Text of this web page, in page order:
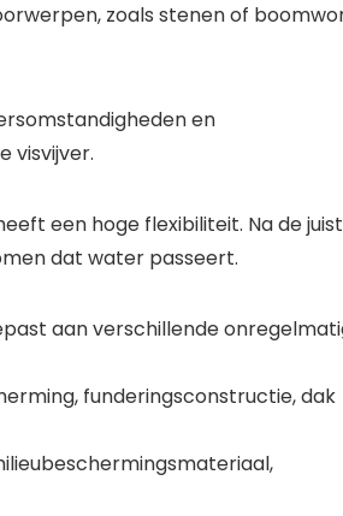
zoals stenen of
en
visvijver.
een hoge flexibiliteit. Na de
dat water passeert.
aan verschillende
funderingsconstructie, dak